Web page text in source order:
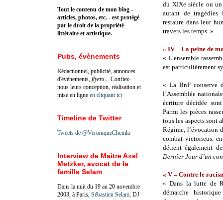
du XIXe siècle ou
autant de tragédies
restaure dans leur
travers les temps. »
« IV – La peine de
« L’ensemble
est particulièrement
« La BnF conserve
l’Assemblée
écriture décidée
Parmi les pièces
tous les aspects sont
Régime, l’évocation
combat victorieux
détient également
Dernier Jour d’un
« V – Contre le
« Dans la lutte de
démarche
Tout le contenu de mon blog -
articles, photos, etc. - est protégé
par le droit de la propriété
littéraire et artistique.
Pubs, évènements
Rédactionnel, publicité, annonces
d'évènements, flyers ... Confiez-
nous leurs conception, réalisation et
mise en ligne en cliquant ici
Timeline de Twitter
Tweets de @VeroniqueChemla
Interview de Maitre Axel
Metzker, avocat de la
famille Selam
Dans la nuit du 19 au 20 novembre
2003, à Paris, Sébastien Selam , DJ